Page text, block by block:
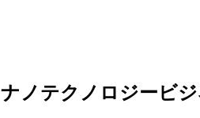
ナノテクノロジービ